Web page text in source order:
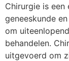
Chirurgie is een
geneeskunde
om
behandelen.
uitgevoerd om